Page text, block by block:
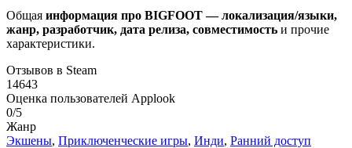
Общая информация про BIGFOOT — локализация/языки,
жанр, разработчик, дата релиза, совместимость и прочие
характеристики.
Отзывов в Steam
14643
Оценка пользователей Applook
0/5
Жанр
Экшены, Приключенческие игры, Инди, Ранний доступ